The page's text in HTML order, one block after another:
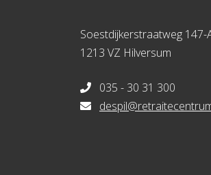
Soestdijkerstraatweg 147-
1213 VZ Hilversum
035 - 30 31 300